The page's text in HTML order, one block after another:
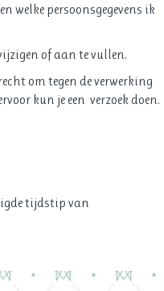
welke persoonsgegevens ik
of aan te vullen.
om tegen de verwerking
kun je een verzoek doen.
tijdstip van